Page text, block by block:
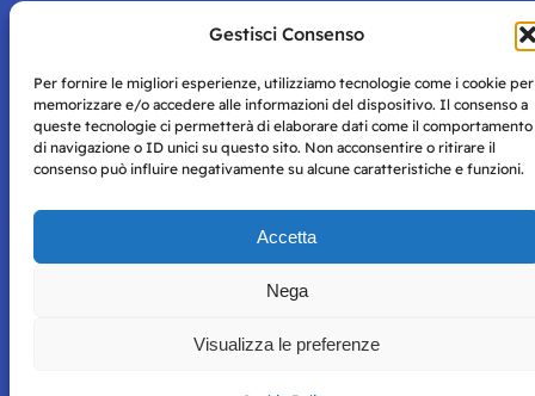
Gestisci Consenso
Per fornire le migliori esperienze, utilizziamo tecnologie come i cookie per
memorizzare e/o accedere alle informazioni del dispositivo. Il consenso a
queste tecnologie ci permetterà di elaborare dati come il comportamento
di navigazione o ID unici su questo sito. Non acconsentire o ritirare il
consenso può influire negativamente su alcune caratteristiche e funzioni.
Accetta
Nega
Visualizza le preferenze
Storie di Napoli è una testata registrata presso il tribunale di
Napoli con autorizzazione numero 38 del 25/9/2019.
Tutte le immagini e i contenuti su questo sito sono forniti
Tutti i diritti riservati, ogni tentativo di copia sarà
perseguito secondo i termini di legge. Si nega l’utilizzo delle
qualsiasi altro tipo di prodotto informatico.